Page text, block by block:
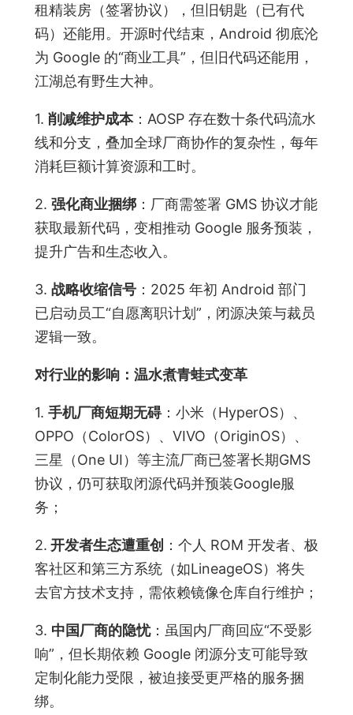
租精装房（签署协议），但旧钥匙（已有代
码）还能用。开源时代结束，Android 彻底沦
为 Google 的“商业工具”，但旧代码还能用，
江湖总有野生大神。
1. 削减维护成本：AOSP 存在数十条代码流水
线和分支，叠加全球厂商协作的复杂性，每年
消耗巨额计算资源和工时。
2. 强化商业捆绑 ：厂商需签署 GMS 协议才能
获取最新代码，变相推动 Google 服务预装，
提升广告和生态收入。
3. 战略收缩信号 ：2025 年初 Android 部门
已启动员工“自愿离职计划”，闭源决策与裁员
逻辑一致。
对行业的影响：温水煮青蛙式变革
1. 手机厂商短期无碍：小米（HyperOS）、
OPPO（ColorOS）、VIVO（OriginOS）、
三星（One UI）等主流厂商已签署长期GMS
协议，仍可获取闭源代码并预装Google服
务；
2. 开发者生态遭重创 ：个人 ROM 开发者、极
客社区和第三方系统（如LineageOS）将失
去官方技术支持，需依赖镜像仓库自行维护；
3. 中国厂商的隐忧：虽国内厂商回应“不受影
响”，但长期依赖 Google 闭源分支可能导致
定制化能力受限，被迫接受更严格的服务捆
绑。